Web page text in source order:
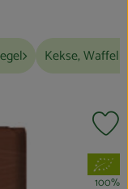
Bio-Kochkisten
Kekse,
, Verband:
100%